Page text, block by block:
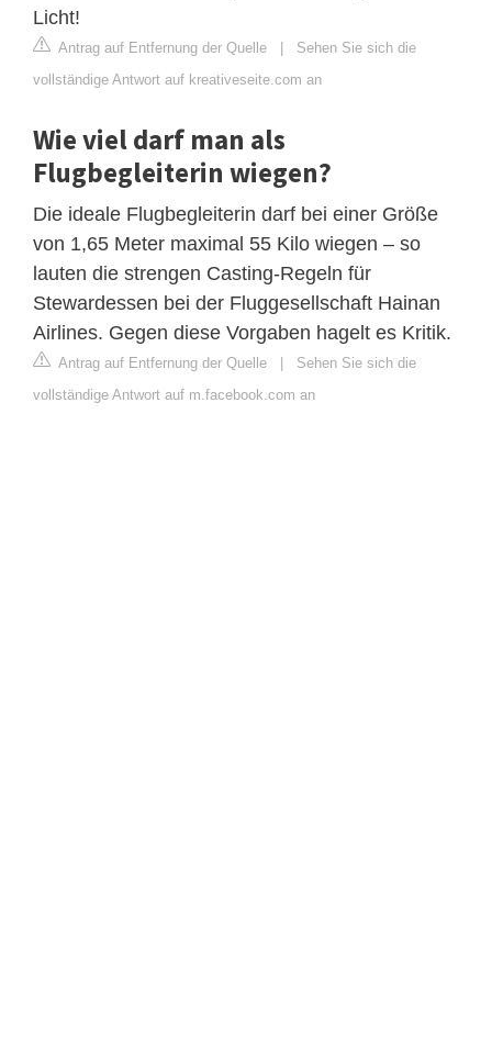
Licht!
Antrag auf Entfernung der Quelle | Sehen Sie sich die
vollständige Antwort auf kreativeseite.com an
Wie viel darf man als
Flugbegleiterin wiegen?
Die ideale Flugbegleiterin darf bei einer Größe
von 1,65 Meter maximal 55 Kilo wiegen – so
lauten die strengen Casting-Regeln für
Stewardessen bei der Fluggesellschaft Hainan
Airlines. Gegen diese Vorgaben hagelt es Kritik.
Antrag auf Entfernung der Quelle | Sehen Sie sich die
vollständige Antwort auf m.facebook.com an